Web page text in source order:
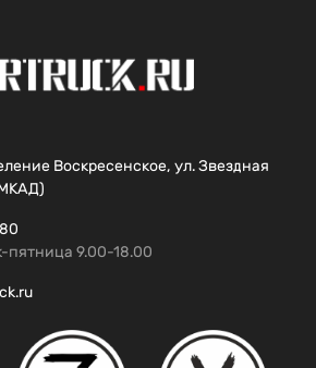
Воскресенское, ул. Звездная
пятница 9.00-18.00